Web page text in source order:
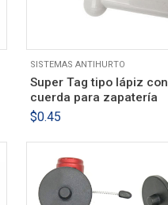
SISTEMAS ANTIHURTO
Super Tag tipo lápiz con
cuerda para zapatería
$0.45